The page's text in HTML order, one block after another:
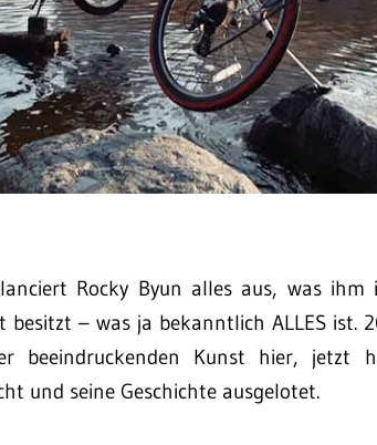
Rocky Byun alles aus, was
besitzt – was ja bekanntlich ALLES ist.
beeindruckenden Kunst hier, jetzt
und seine Geschichte ausgelotet.